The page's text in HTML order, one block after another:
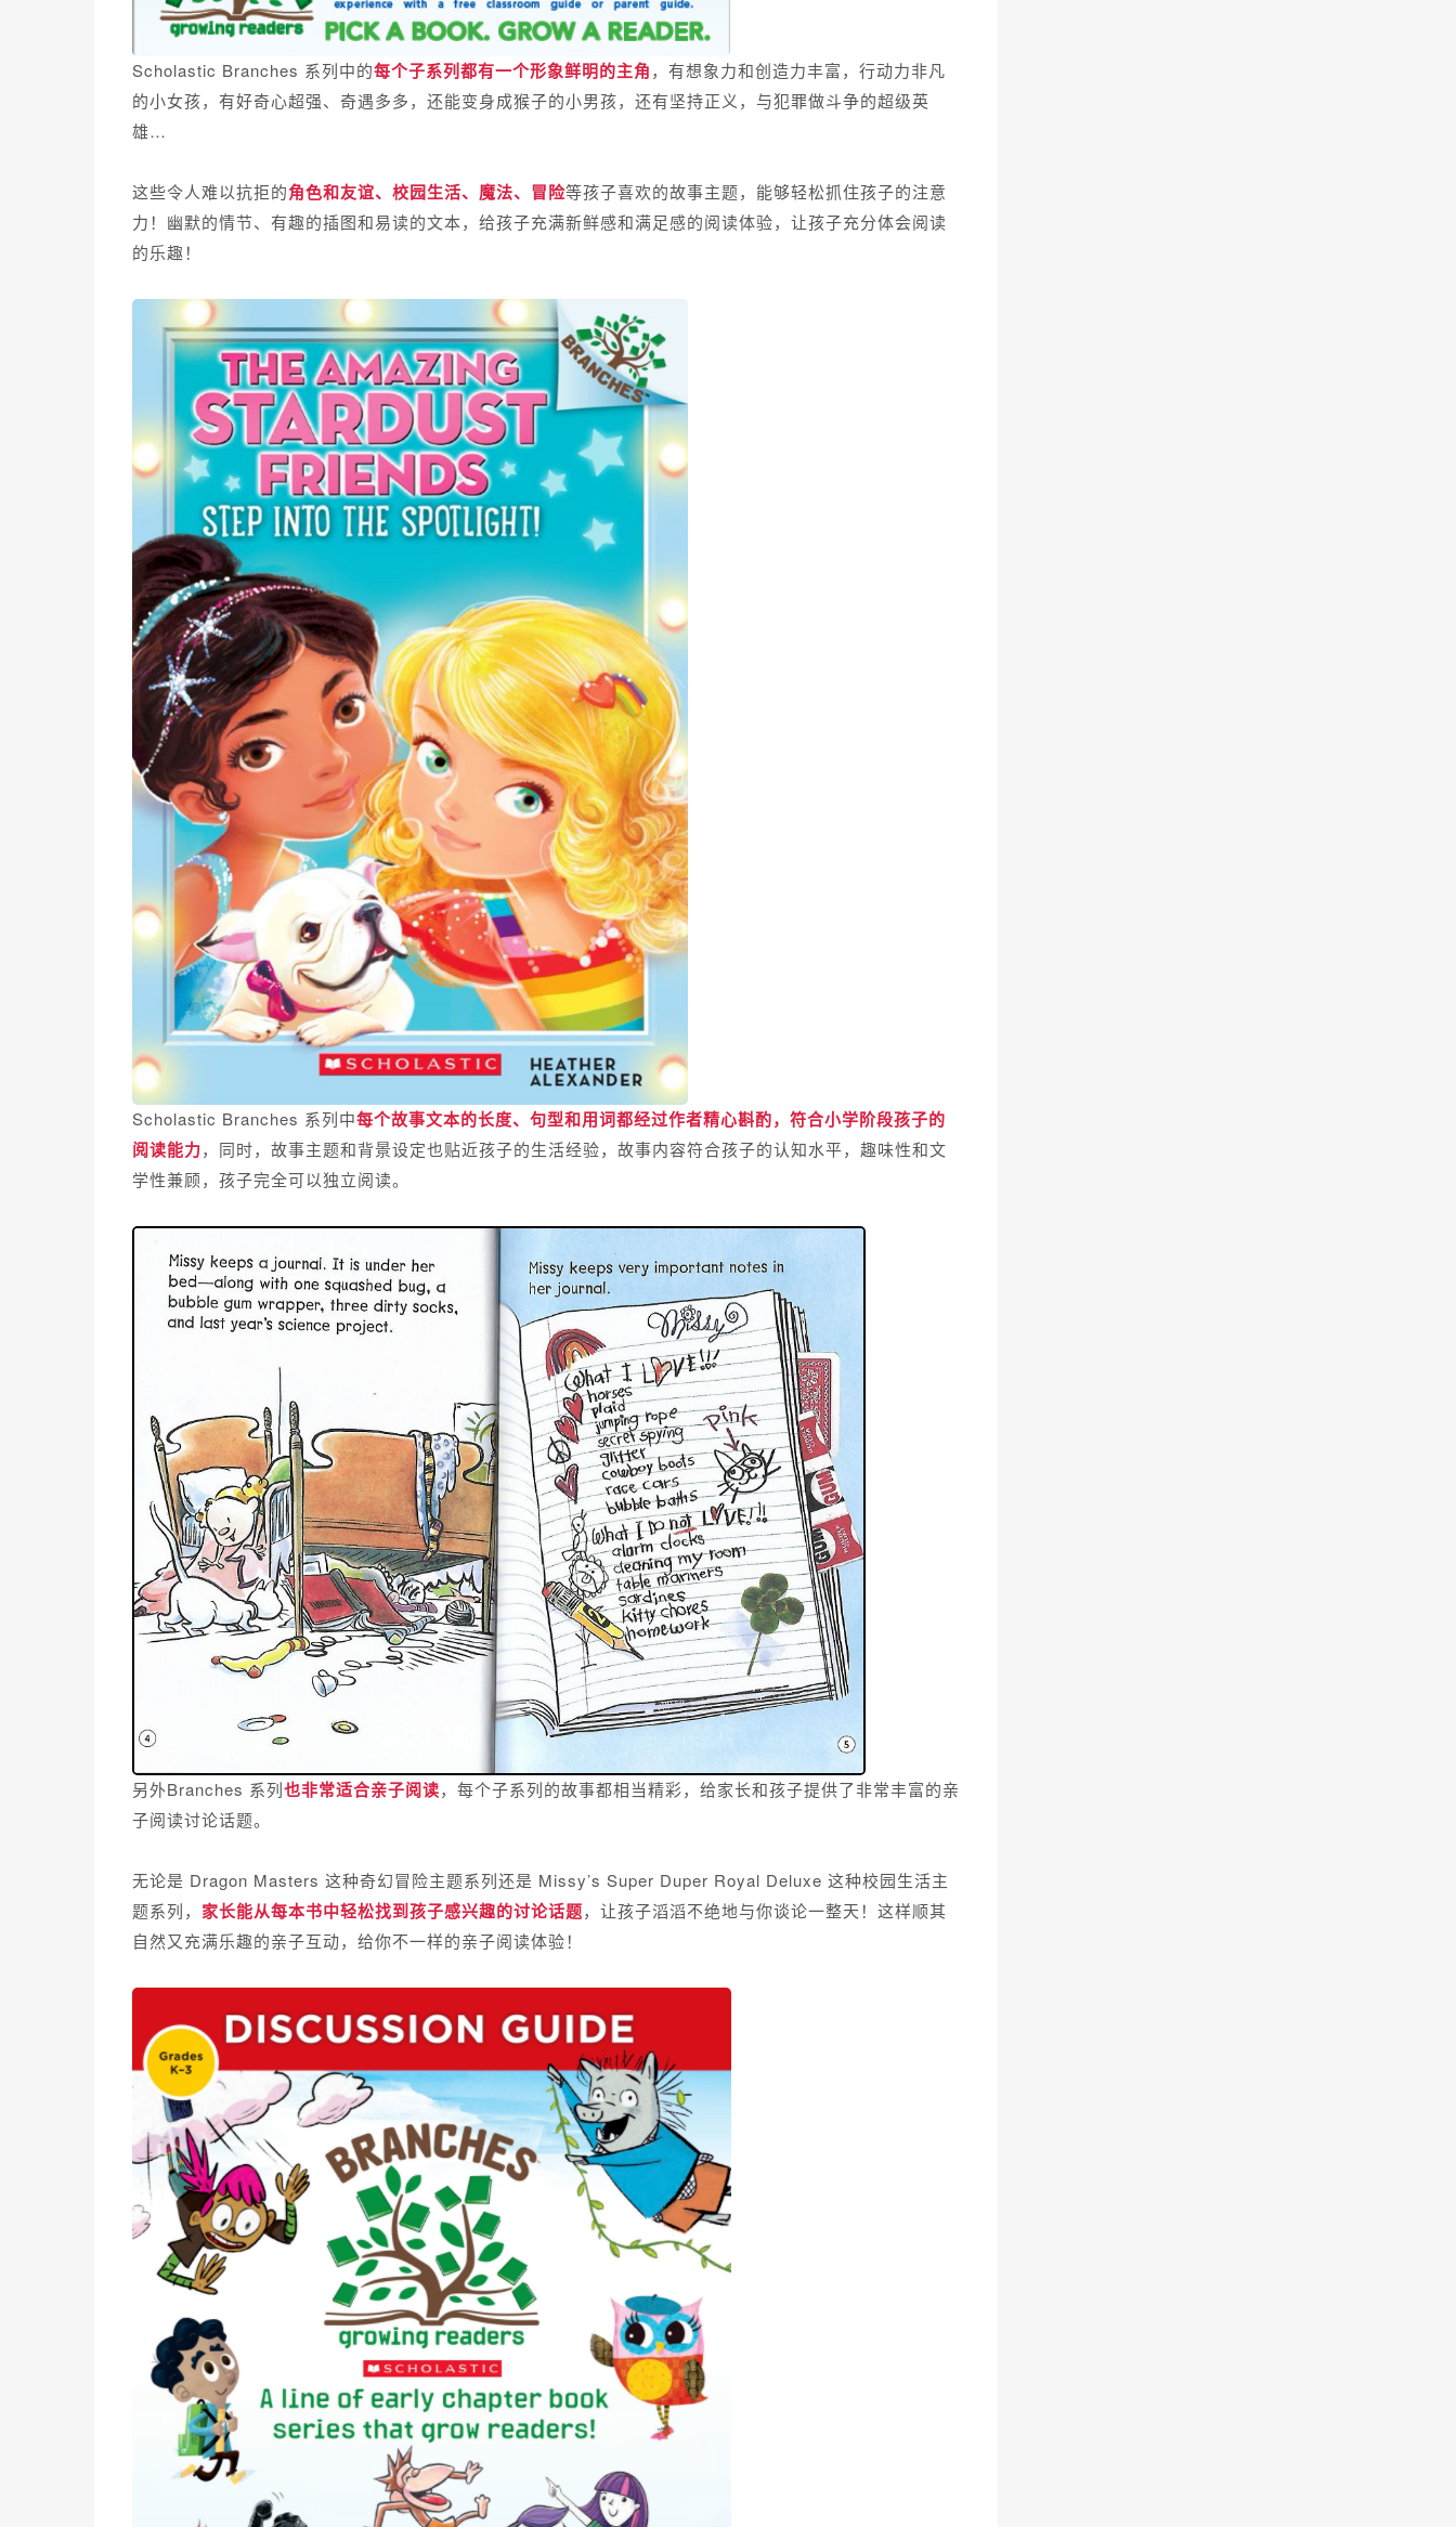
Scholastic Branches 系列中的每个子系列都有一个形象鲜明的主角，有想象力和创造力丰富，行动力非凡
的小女孩，有好奇心超强、奇遇多多，还能变身成猴子的小男孩，还有坚持正义，与犯罪做斗争的超级英
雄…
这些令人难以抗拒的角色和友谊、校园生活、魔法、冒险等孩子喜欢的故事主题，能够轻松抓住孩子的注意
力！幽默的情节、有趣的插图和易读的文本，给孩子充满新鲜感和满足感的阅读体验，让孩子充分体会阅读
的乐趣！
Scholastic Branches 系列中每个故事文本的长度、句型和用词都经过作者精心斟酌，符合小学阶段孩子的
阅读能力，同时，故事主题和背景设定也贴近孩子的生活经验，故事内容符合孩子的认知水平，趣味性和文
学性兼顾，孩子完全可以独立阅读。
另外Branches 系列也非常适合亲子阅读，每个子系列的故事都相当精彩，给家长和孩子提供了非常丰富的亲
子阅读讨论话题。
无论是 Dragon Masters 这种奇幻冒险主题系列还是 Missy’s Super Duper Royal Deluxe 这种校园生活主
题系列， 家长能从每本书中轻松找到孩子感兴趣的讨论话题，让孩子滔滔不绝地与你谈论一整天！ 这样顺其
自然又充满乐趣的亲子互动，给你不一样的亲子阅读体验！